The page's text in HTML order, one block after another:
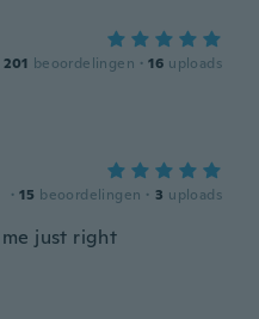
201 beoordelingen · 16 uploads
· 15 beoordelingen · 3 uploads
just right